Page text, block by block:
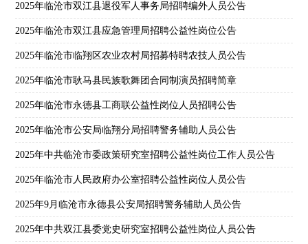
2025年临沧市双江县退役军人事务局招聘编外人员公告
2025年临沧市双江县应急管理局招聘公益性岗位公告
2025年临沧市临翔区农业农村局招募特聘农技人员公告
2025年临沧市耿马县民族歌舞团合同制演员招聘简章
2025年临沧市永德县工商联公益性岗位人员招聘公告
2025年临沧市公安局临翔分局招聘警务辅助人员公告
2025年中共临沧市委政策研究室招聘公益性岗位工作人员公告
2025年临沧市人民政府办公室招聘公益性岗位人员公告
2025年9月临沧市永德县公安局招聘警务辅助人员公告
2025年中共双江县委党史研究室招聘公益性岗位人员公告